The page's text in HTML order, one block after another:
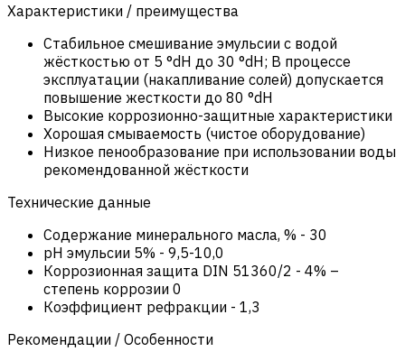
Характеристики / преимущества
Стабильное смешивание эмульсии с водой
жёсткостью от 5 °dH до 30 °dH; В процессе
эксплуатации (накапливание солей) допускается
повышение жесткости до 80 °dH
Высокие коррозионно-защитные характеристики
Хорошая смываемость (чистое оборудование)
Низкое пенообразование при использовании воды
рекомендованной жёсткости
Технические данные
Содержание минерального масла, % - 30
pH эмульсии 5% - 9,5-10,0
Коррозионная защита DIN 51360/2 - 4% –
степень коррозии 0
Коэффициент рефракции - 1,3
Рекомендации / Особенности